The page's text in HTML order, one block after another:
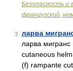
Безопасность и
французский,
3 ларва
ларва
cutaneous
(f) rampante